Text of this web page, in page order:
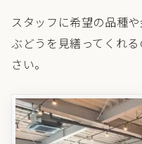
スタッフに希望の品種
ぶどうを見繕ってくれ
さい。